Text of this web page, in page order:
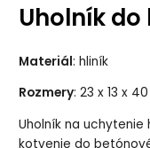
Uholník do
Materiál: hliník
Rozmery: 23 x 13 x
Uholník na uchytenie
kotvenie do